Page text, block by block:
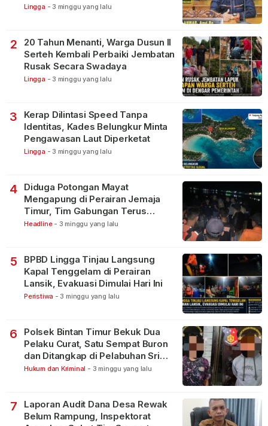
Lingga - 3 minggu yang lalu
2
20 Tahun Menanti, Warga Dusun II
Serteh Kembali Perbaiki Jembatan
Rusak Secara Swadaya
Lingga - 3 minggu yang lalu
3
Kerap Dilintasi Speed Tanpa
Identitas, Kades Belungkur Minta
Pengawasan Laut Diperketat
Lingga - 3 minggu yang lalu
4
Diduga Potongan Mayat
Mengapung di Perairan Jemaja
Timur, Tim Gabungan Terus
Lakukan Pencarian
Headline - 3 minggu yang lalu
5
BPBD Lingga Tinjau Langsung
Kapal Tenggelam di Perairan
Lansik, Evakuasi Dimulai Hari Ini
Peristiwa - 3 minggu yang lalu
6
Polsek Bintan Timur Bekuk Dua
Pelaku Curat, Satu Sempat Buron
dan Ditangkap di Pelabuhan Sri
Bintan Pura
Hukum dan Kriminal - 3 minggu yang lalu
7
Laporan Audit Dana Desa Rewak
Belum Rampung, Inspektorat